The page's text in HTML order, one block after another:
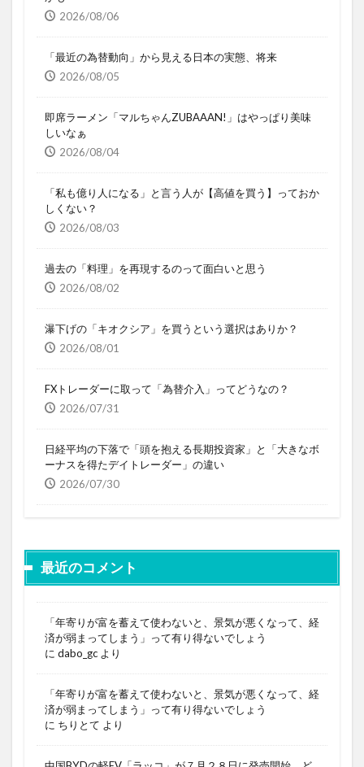
2026/08/06
「最近の為替動向」から見える日本の実態、将来
2026/08/05
即席ラーメン「マルちゃんZUBAAAN!」はやっぱり美味
しいなぁ
2026/08/04
「私も億り人になる」と言う人が【高値を買う】っておか
しくない？
2026/08/03
過去の「料理」を再現するのって面白いと思う
2026/08/02
瀑下げの「キオクシア」を買うという選択はありか？
2026/08/01
FXトレーダーに取って「為替介入」ってどうなの？
2026/07/31
日経平均の下落で「頭を抱える長期投資家」と「大きなボ
ーナスを得たデイトレーダー」の違い
2026/07/30
最近のコメント
「年寄りが富を蓄えて使わないと、景気が悪くなって、経
済が弱まってしまう」って有り得ないでしょう
に dabo_gc より
「年寄りが富を蓄えて使わないと、景気が悪くなって、経
済が弱まってしまう」って有り得ないでしょう
に ちりとて より